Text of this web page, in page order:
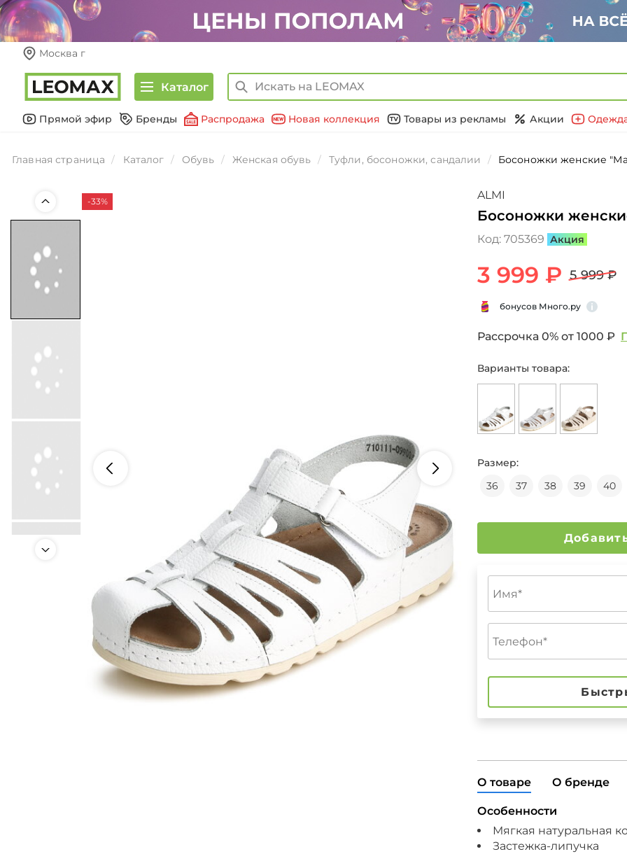
Москва г
Каталог
Прямой эфир Бренды Распродажа Новая коллекция Товары из рекламы Акции
Главная страница Каталог Обувь Женская обувь Туфли, босоножки, сандалии Босоножки женские
-33% ALMI
Босоножки
Код: 705369 Акция
3 999 ₽ 5 999 ₽
бонусов Много.ру
Рассрочка 0% от 1000 ₽
Варианты товара:
Размер:
36
37 38 39 40
О товаре О бренде
Особенности
Мягкая натуральная
Застежка-липучка